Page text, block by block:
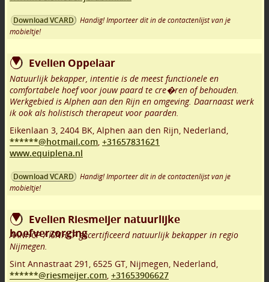
Download VCARD
Handig! Importeer dit in de contactenlijst van je
mobieltje!
Evelien Oppelaar
Natuurlijk bekapper, intentie is de meest functionele en
comfortabele hoef voor jouw paard te cre�ren of behouden.
Werkgebied is Alphen aan den Rijn en omgeving. Daarnaast werk
ik ook als holistisch therapeut voor paarden.
Eikenlaan 3, 2404 BK, Alphen aan den Rijn, Nederland,
******@hotmail.com, +31657831621
www.equiplena.nl
Download VCARD
Handig! Importeer dit in de contactenlijst van je
mobieltje!
Evelien Riesmeijer natuurlijke
hoefverzorging
AANHCP / ISNHCP gecertificeerd natuurlijk bekapper in regio
Nijmegen.
Sint Annastraat 291 , 6525 GT, Nijmegen, Nederland,
******@riesmeijer.com, +31653906627